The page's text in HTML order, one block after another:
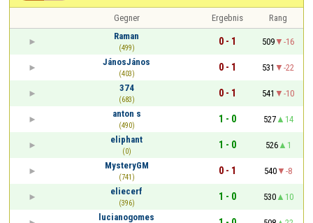
Gegner Ergebnis
Rang
Raman
(499)
0 - 1 509
-16
JánosJános
(403)
0 - 1 531
-22
374
(683)
0 - 1 541
-10
anton s
(490)
1 - 0 527
14
eliphant
(0)
1 - 0 526
1
MysteryGM
(741)
0 - 1 540
-8
eliecerf
(396)
1 - 0 530
10
lucianogomes